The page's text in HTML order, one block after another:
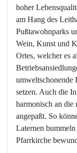
hoher
am Hang des
Pußtawohnparks
Wein, Kunst und
Ortes, welcher es
umweltschonende
setzen. Auch die
harmonisch an die
angepaßt. So
Laternen
Pfarrkirche